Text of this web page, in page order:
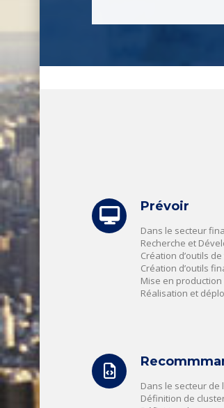
Prévoir
Dans le secteur
Recherche et
Création d’outils
Création d’outils
Mise en production
Réalisation et
Dans le secteur de
Définition de